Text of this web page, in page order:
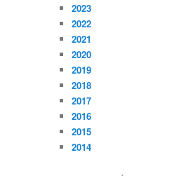
2023
2022
2021
2020
2019
2018
2017
2016
2015
2014